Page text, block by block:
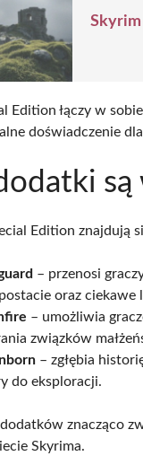
Edition łączy w sobie
doświadczenie
są
Edition znajdują
– przenosi
oraz ciekawe
– umożliwia
związków
– zgłębia
do eksploracji.
znacząco
Skyrima.